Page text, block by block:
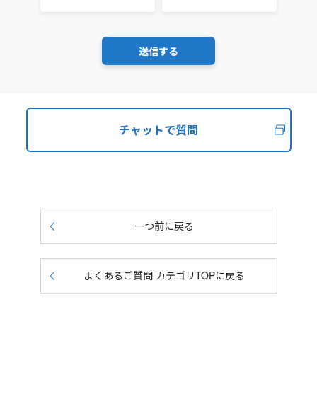
チャットで質問
一つ前に戻る
よくあるご質問 カテゴリTOPに戻る